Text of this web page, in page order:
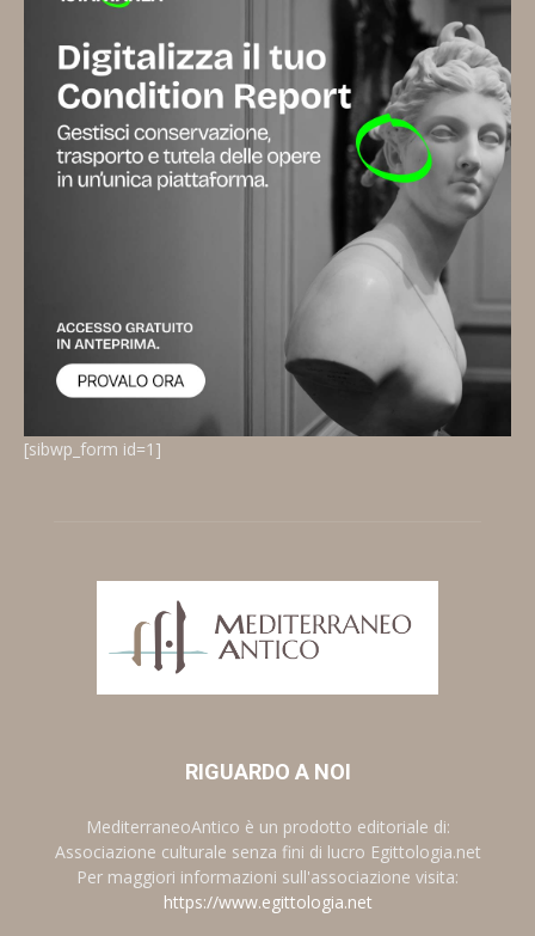
[sibwp_form id=1]
RIGUARDO A NOI
MediterraneoAntico è un prodotto editoriale di:
Associazione culturale senza fini di lucro Egittologia.net
Per maggiori informazioni sull'associazione visita:
https://www.egittologia.net